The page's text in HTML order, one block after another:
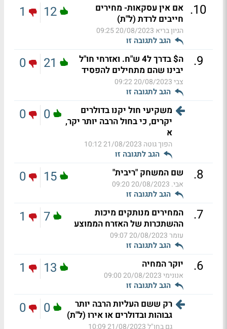
10
. אם אין עסקאות- מחירים
חייבים לרדת (ל"ת)
הגיון בריא 20/08/2023 09:25
הגב לתגובה זו
12
1
9
.
ה$ בדרך ל4 ש"ח. ואזרחי חו"ל
יבינו שהם מתחילים להפסיד
צבי20/08/2023 09:22
הגב לתגובה זו
21
0
משקיעי חול יקנו בדולרים
יקרים, כי בחול הרבה יותר יקר,
א
הפוך גוטה 21/08/2023 10:12
הגב לתגובה זו
0
0
8
. שם המשחק "ריבית"
אבי. 20/08/2023 09:20
הגב לתגובה זו
15
0
7
.
המחירים מנותקים מיכות
ההשתכרות של האזרח הממוצע
עומר20/08/2023 09:07
הגב לתגובה זו
7
1
6
. יוקר המחיה
אנונימי20/08/2023 09:00
הגב לתגובה זו
13
1
רק ששם העליות הרבה יותר
גבוהות ובדולרים או אירו (ל"ת)
גם בחו"ל21/08/2023 10:09
0
0